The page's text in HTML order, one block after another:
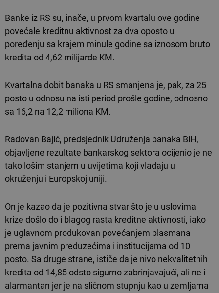
Banke iz RS su, inače, u prvom kvartalu ove godine
povećale kreditnu aktivnost za dva oposto u
poređenju sa krajem minule godine sa iznosom bruto
kredita od 4,62 milijarde KM.
Kvartalna dobit banaka u RS smanjena je, pak, za 25
posto u odnosu na isti period prošle godine, odnosno
sa 16,2 na 12,2 miliona KM.
Radovan Bajić, predsjednik Udruženja banaka BiH,
objavljene rezultate bankarskog sektora ocijenio je ne
tako lošim stanjem u uvijetima koji vladaju u
okruženju i Europskoj uniji.
On je kazao da je pozitivna stvar što je u uslovima
krize došlo do i blagog rasta kreditne aktivnosti, iako
je uglavnom produkovan povećanjem plasmana
prema javnim preduzećima i institucijama od 10
posto. Sa druge strane, ističe da je nivo nekvalitetnih
kredita od 14,85 odsto sigurno zabrinjavajući, ali ne i
alarmantan jer je na sličnom stupnju kao u zemljama